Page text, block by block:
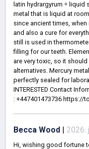
latin hydrargyrum = liquid
metal that is liquid at
since ancient times,
and also a cure for
still is used in
filling for our teeth.
are very toxic, so it
alternatives. Mercury
perfectly sealed for
INTERESTED Contact
: +447401473736
Becca Wood | 2026.
Hi, wishing good fortune